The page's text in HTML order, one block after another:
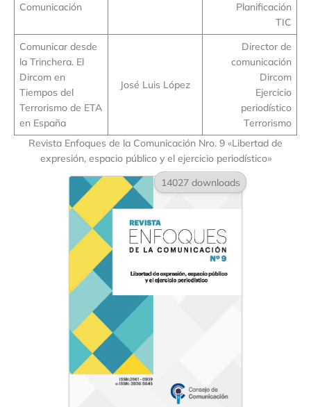
Comunicación
Planificación
TIC
Comunicar desde
la Trinchera. El
Dircom en
Tiempos del
Terrorismo de ETA
en España
José Luis López
Director de
comunicación
Dircom
Ejercicio
periodístico
Terrorismo
Revista Enfoques de la Comunicación Nro. 9 «Libertad de
expresión, espacio público y el ejercicio periodístico»
14027 downloads